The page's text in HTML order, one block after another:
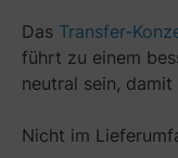
Das Transfer-
führt zu einem
neutral sein,
Nicht im